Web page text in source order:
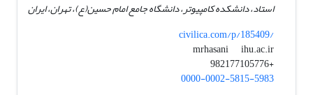
استاد، دانشکده کامپیوتر، دانشگاه جامع امام حسین(ع)، تهران، ایران
civilica.com/p/185409/
mrhasani
ihu.ac.ir
+982177105776
0000-0002-5815-5983